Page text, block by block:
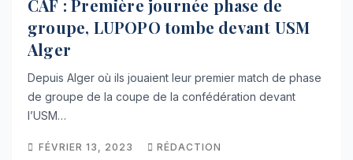
CAF : Première journée phase de
groupe, LUPOPO tombe devant USM
Alger
Depuis Alger où ils jouaient leur premier match de phase
de groupe de la coupe de la confédération devant
l’USM…
FÉVRIER 13, 2023 RÉDACTION